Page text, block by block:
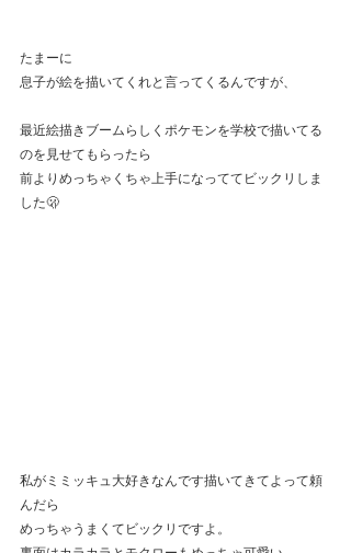
たまーに
息子が絵を描いてくれと言ってくるんですが、
最近絵描きブームらしくポケモンを学校で描いてる
のを見せてもらったら
前よりめっちゃくちゃ上手になっててビックリしま
した🫢
私がミミッキュ大好きなんです描いてきてよって頼
んだら
めっちゃうまくてビックリですよ。